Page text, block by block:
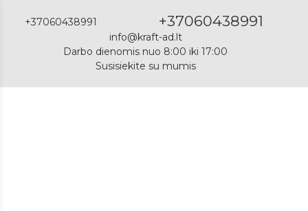
+37060438991 +37060438991
info@kraft-ad.lt
Darbo dienomis nuo 8:00 iki 17:00
Susisiekite su mumis